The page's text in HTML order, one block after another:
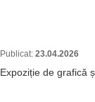
Publicat: 23.04.2026
Expoziție de grafică